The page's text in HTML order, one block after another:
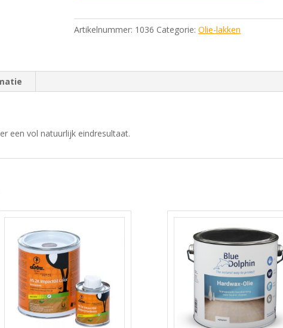
liter
aantal
Artikelnummer: 1036 Categorie:Olie-lakken
een vol natuurlijk eindresultaat.